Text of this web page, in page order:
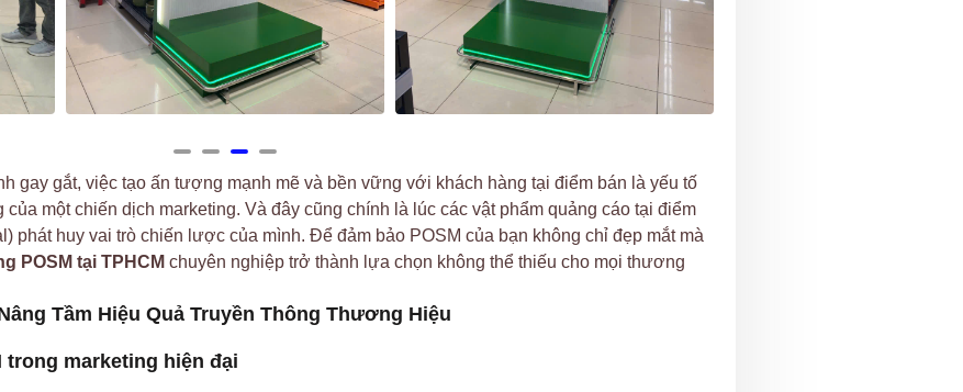
gay gắt, việc tạo ấn tượng mạnh mẽ và bền vững với khách hàng tại điểm bán là yếu tố
một chiến dịch marketing. Và đây cũng chính là lúc các vật phẩm quảng cáo tại điểm
phát huy vai trò chiến lược của mình. Để đảm bảo POSM của bạn không chỉ đẹp mắt mà
POSM tại TPHCM chuyên nghiệp trở thành lựa chọn không thể thiếu cho mọi thương
Tầm Hiệu Quả Truyền Thông Thương Hiệu
marketing hiện đại